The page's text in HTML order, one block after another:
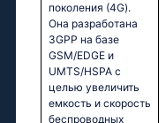
поколения (4G).
Она разработана
3GPP на базе
GSM/EDGE и
UMTS/HSPA с
целью увеличить
емкость и скорость
беспроводных